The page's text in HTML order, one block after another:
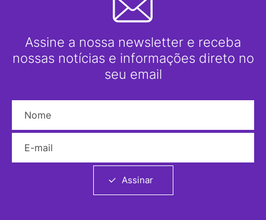
Assine a nossa newsletter e receba
nossas notícias e informações direto no
seu email
Assinar